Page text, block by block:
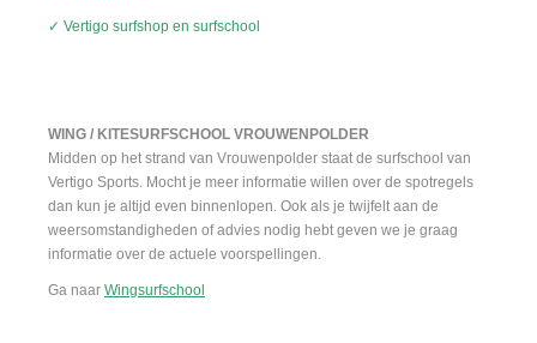
✓ Vertigo surfshop en surfschool
WING / KITESURFSCHOOL VROUWENPOLDER
Midden op het strand van Vrouwenpolder staat de surfschool van
Vertigo Sports. Mocht je meer informatie willen over de spotregels
dan kun je altijd even binnenlopen. Ook als je twijfelt aan de
weersomstandigheden of advies nodig hebt geven we je graag
informatie over de actuele voorspellingen.
Ga naar Wingsurfschool